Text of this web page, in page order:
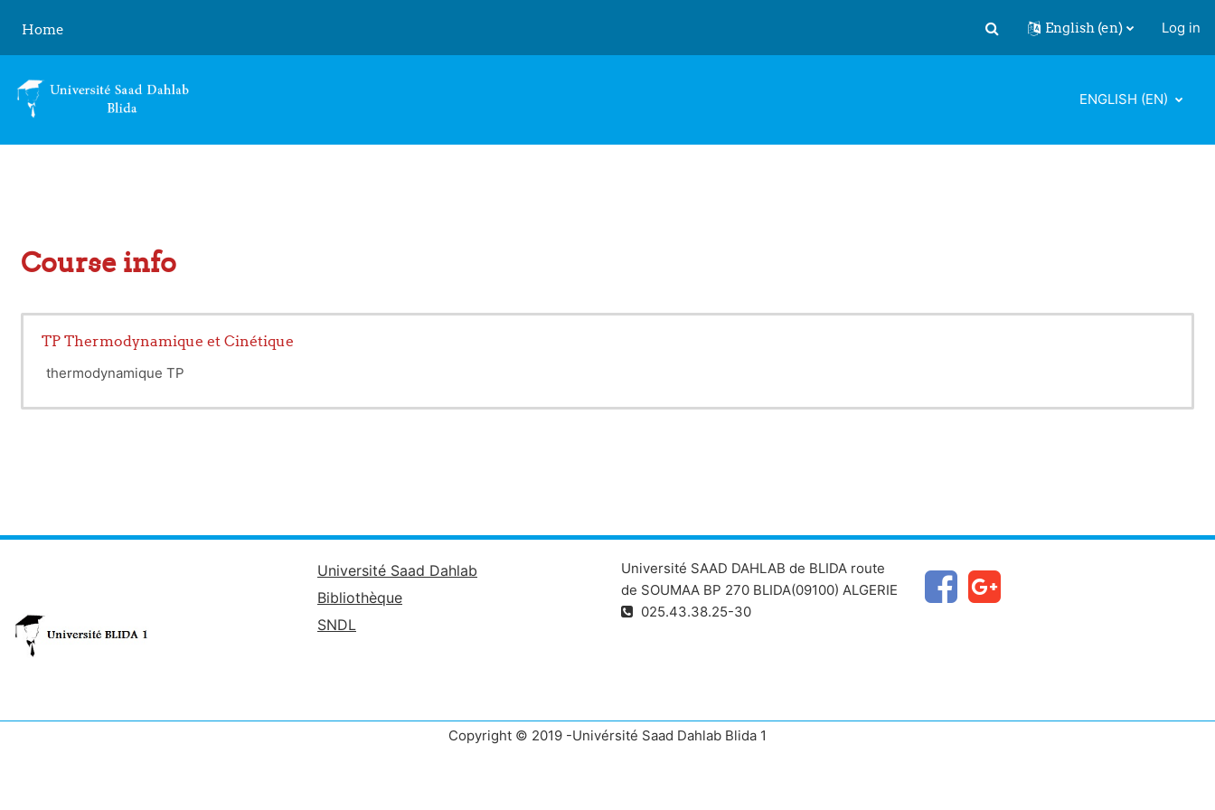
Home
Toggle search input
English ‎(en)‎ Log in
ENGLISH ‎(EN)‎
Course info
TP Thermodynamique et Cinétique
thermodynamique TP
Université Saad Dahlab
Bibliothèque
SNDL
Université SAAD DAHLAB de BLIDA route
de SOUMAA BP 270 BLIDA(09100) ALGERIE
025.43.38.25-30
Copyright © 2019 -Univérsité Saad Dahlab Blida 1